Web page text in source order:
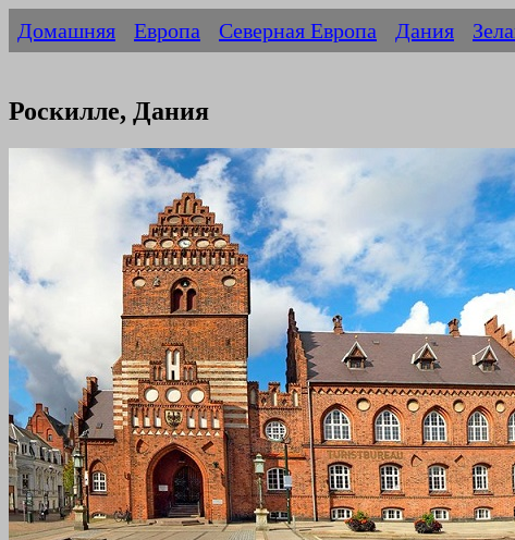
Домашняя Европа Северная Европа Дания
Роскилле, Дания